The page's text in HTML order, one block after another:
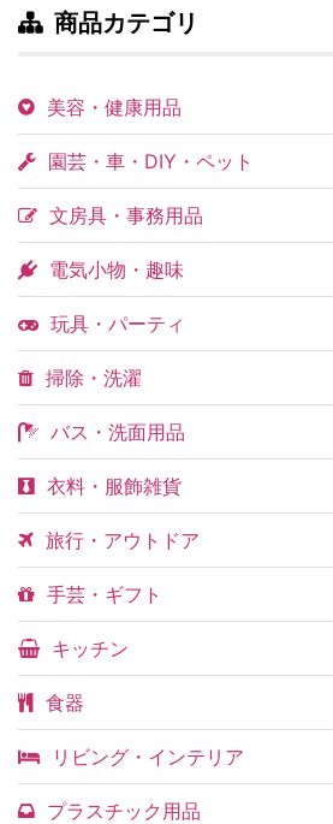
商品カテゴリ
美容・健康用品
園芸・車・DIY・ペット
文房具・事務用品
電気小物・趣味
玩具・パーティ
掃除・洗濯
バス・洗面用品
衣料・服飾雑貨
旅行・アウトドア
手芸・ギフト
キッチン
食器
リビング・インテリア
プラスチック用品